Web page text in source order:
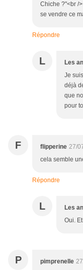
Chiche ?"<br /
se vendre ce
Répondre
L Les
Je
déjà
que
pour
F flipperine 27/
cela semble
Répondre
L Les
Oui.
P pimprenelle